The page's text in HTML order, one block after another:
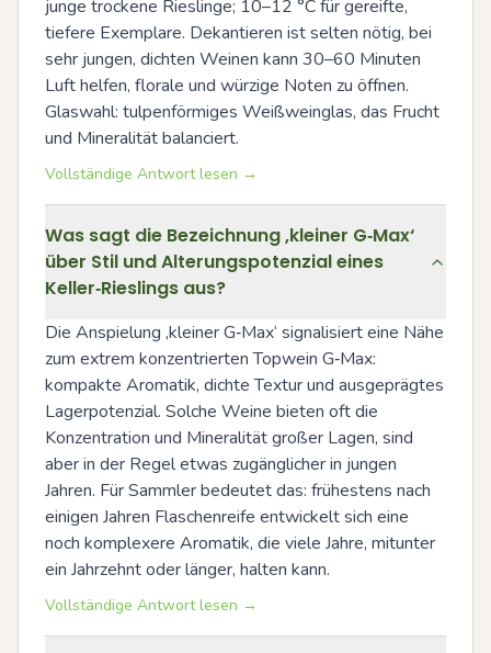
junge trockene Rieslinge; 10–12 °C für gereifte,
tiefere Exemplare. Dekantieren ist selten nötig, bei
sehr jungen, dichten Weinen kann 30–60 Minuten
Luft helfen, florale und würzige Noten zu öffnen.
Glaswahl: tulpenförmiges Weißweinglas, das Frucht
und Mineralität balanciert.
Vollständige Antwort lesen →
Was sagt die Bezeichnung ‚kleiner G‑Max‘
über Stil und Alterungspotenzial eines
Keller‑Rieslings aus?
Die Anspielung ‚kleiner G‑Max‘ signalisiert eine Nähe
zum extrem konzentrierten Topwein G‑Max:
kompakte Aromatik, dichte Textur und ausgeprägtes
Lagerpotenzial. Solche Weine bieten oft die
Konzentration und Mineralität großer Lagen, sind
aber in der Regel etwas zugänglicher in jungen
Jahren. Für Sammler bedeutet das: frühestens nach
einigen Jahren Flaschenreife entwickelt sich eine
noch komplexere Aromatik, die viele Jahre, mitunter
ein Jahrzehnt oder länger, halten kann.
Vollständige Antwort lesen →